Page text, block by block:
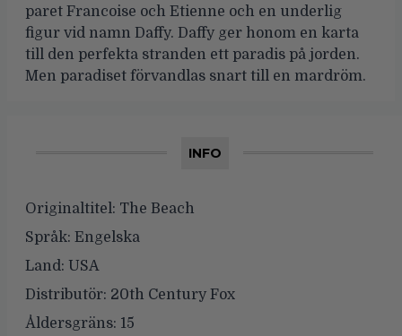
paret Francoise och Etienne och en underlig
figur vid namn Daffy. Daffy ger honom en karta
till den perfekta stranden ett paradis på jorden.
Men paradiset förvandlas snart till en mardröm.
INFO
Originaltitel: The Beach
Språk: Engelska
Land: USA
Distributör: 20th Century Fox
Åldersgräns: 15